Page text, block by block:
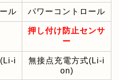
ル パワーコントロール
押し付け防止センサ
ー
i
無接点充電方式(Li-i
on)